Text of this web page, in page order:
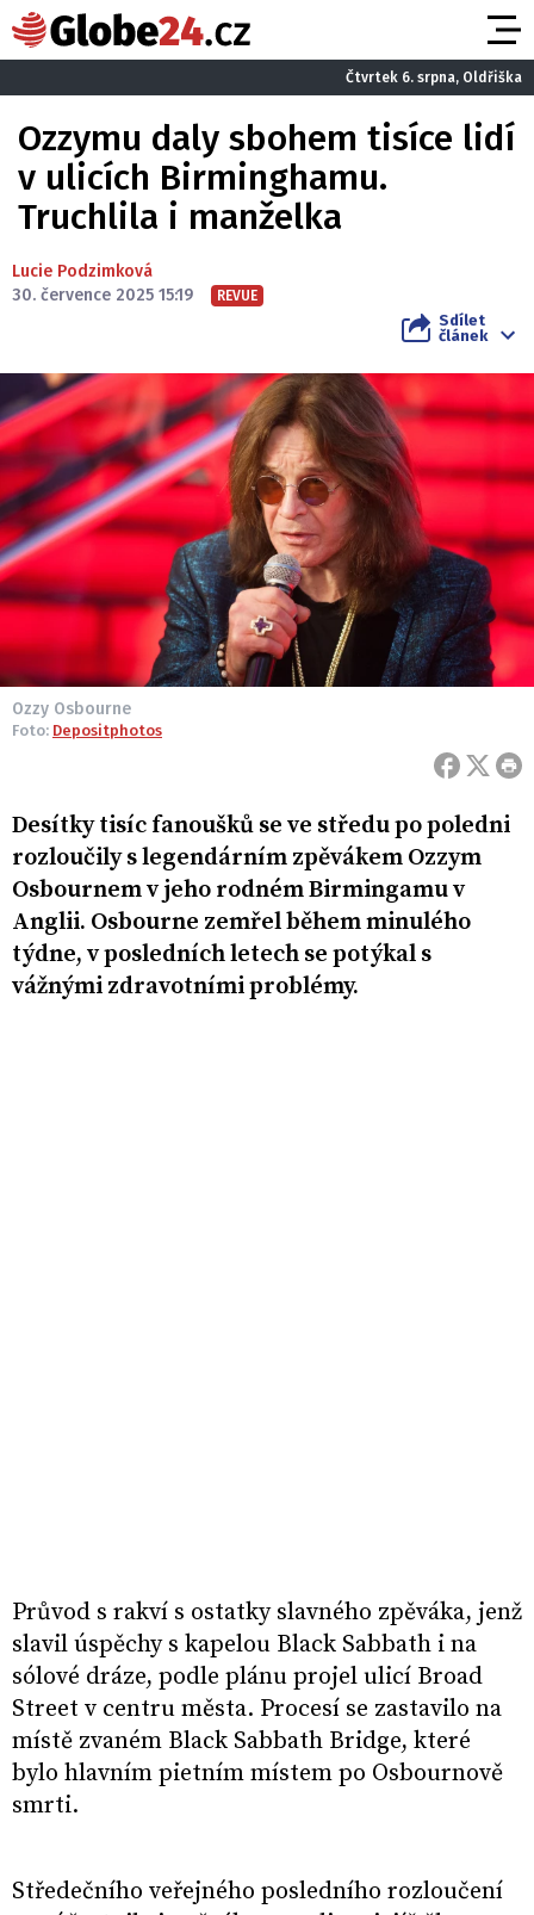
Čtvrtek 6. srpna, Oldřiška
Ozzymu daly sbohem tisíce lidí
v ulicích Birminghamu.
Truchlila i manželka
Lucie Podzimková
30. července 2025 15:19
REVUE
Sdílet
článek
Ozzy Osbourne
Foto: Depositphotos
Desítky tisíc fanoušků se ve středu po poledni
rozloučily s legendárním zpěvákem Ozzym
Osbournem v jeho rodném Birmingamu v
Anglii. Osbourne zemřel během minulého
týdne, v posledních letech se potýkal s
vážnými zdravotními problémy.
Průvod s rakví s ostatky slavného zpěváka, jenž
slavil úspěchy s kapelou Black Sabbath i na
sólové dráze, podle plánu projel ulicí Broad
Street v centru města. Procesí se zastavilo na
místě zvaném Black Sabbath Bridge, které
bylo hlavním pietním místem po Osbournově
smrti.
Středečního veřejného posledního rozloučení